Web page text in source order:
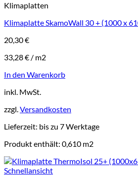
Klimaplatten
Klimaplatte SkamoWall 30 + (1000 x
20,30€
33,28€ / m2
In den Warenkorb
inkl. MwSt.
zzgl.Versandkosten
Lieferzeit: bis zu 7 Werktage
Produkt enthält: 0,610 m2
Schnellansicht